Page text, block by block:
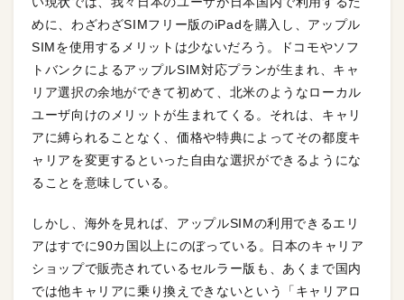
めに、わざわざSIMフリー版のiPadを購入し、アップル
SIMを使用するメリットは少ないだろう。ドコモやソフ
トバンクによるアップルSIM対応プランが生まれ、キャ
リア選択の余地ができて初めて、北米のようなローカル
ユーザ向けのメリットが生まれてくる。それは、キャリ
アに縛られることなく、価格や特典によってその都度キ
ャリアを変更するといった自由な選択ができるようにな
ることを意味している。
しかし、海外を見れば、アップルSIMの利用できるエリ
アはすでに90カ国以上にのぼっている。日本のキャリア
ショップで販売されているセルラー版も、あくまで国内
では他キャリアに乗り換えできないという「キャリアロ